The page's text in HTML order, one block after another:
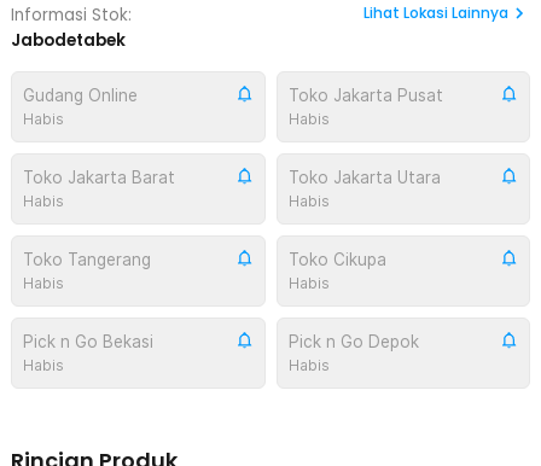
Informasi Stok:
Jabodetabek
Lihat Lokasi Lainnya
Gudang Online
Habis
Toko Jakarta Pusat
Habis
Toko Jakarta Barat
Habis
Toko Jakarta Utara
Habis
Toko Tangerang
Habis
Toko Cikupa
Habis
Pick n Go Bekasi
Habis
Pick n Go Depok
Habis
Rincian Produk